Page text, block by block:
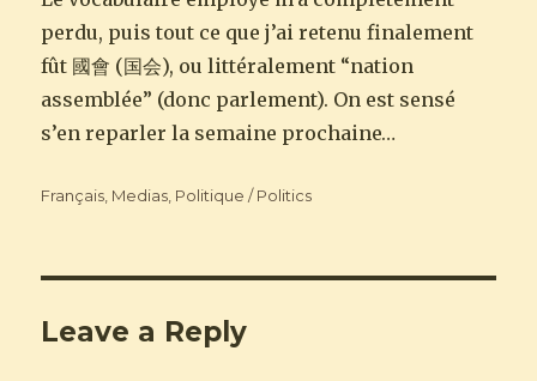
perdu, puis tout ce que j’ai retenu finalement
fût 國會 (国会), ou littéralement “nation
assemblée” (donc parlement). On est sensé
s’en reparler la semaine prochaine…
Categories
Français Medias Politique / Politics
Leave a Reply